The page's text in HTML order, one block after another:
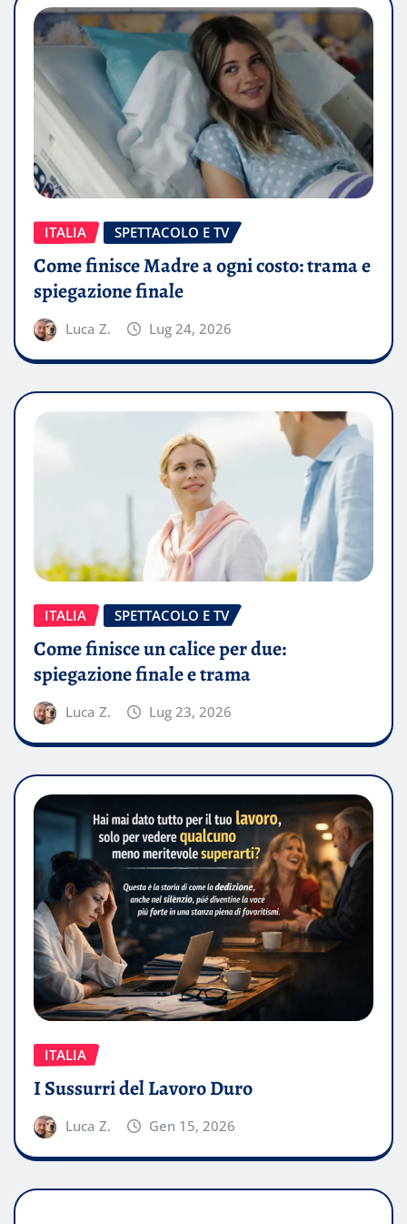
ITALIA SPETTACOLO E TV
Come finisce Madre a ogni costo: trama e
spiegazione finale
Luca Z. Lug 24, 2026
ITALIA SPETTACOLO E TV
Come finisce un calice per due:
spiegazione finale e trama
Luca Z. Lug 23, 2026
ITALIA
I Sussurri del Lavoro Duro
Luca Z. Gen 15, 2026